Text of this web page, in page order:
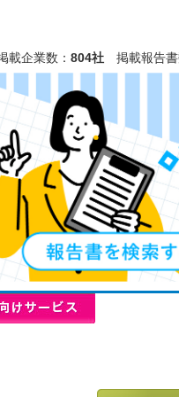
載企業数： 804社 掲載報告書